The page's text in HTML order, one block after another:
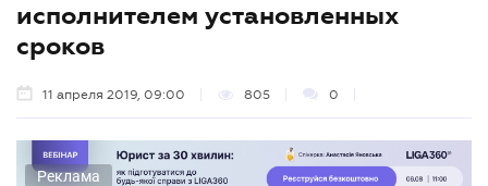
исполнителем установленных
сроков
11 апреля 2019, 09:00 805 0
Реклама